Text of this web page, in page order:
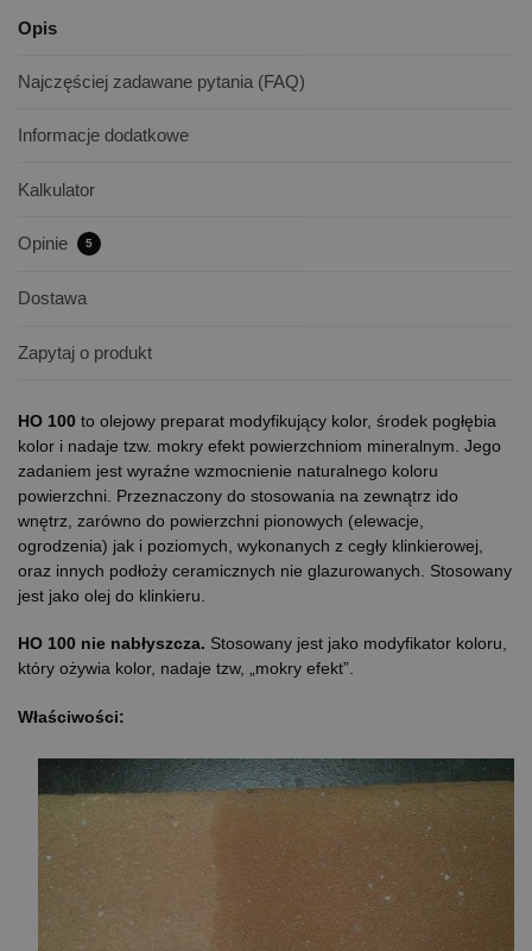
Opis
Najczęściej zadawane pytania (FAQ)
Informacje dodatkowe
Kalkulator
Opinie 5
Dostawa
Zapytaj o produkt
HO 100 to olejowy preparat modyfikujący kolor, środek pogłębia
kolor i nadaje tzw. mokry efekt powierzchniom mineralnym. Jego
zadaniem jest wyraźne wzmocnienie naturalnego koloru
powierzchni. Przeznaczony do stosowania na zewnątrz ido
wnętrz, zarówno do powierzchni pionowych (elewacje,
ogrodzenia) jak i poziomych, wykonanych z cegły klinkierowej,
oraz innych podłoży ceramicznych nie glazurowanych. Stosowany
jest jako olej do klinkieru.
HO 100 nie nabłyszcza. Stosowany jest jako modyfikator koloru,
który ożywia kolor, nadaje tzw, „mokry efekt”.
Właściwości: